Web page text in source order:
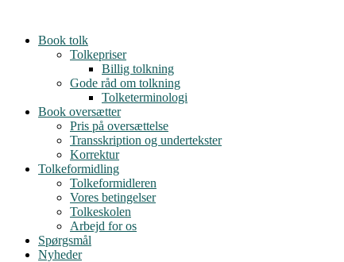
contentBook tolk
Tolkepriser
Billig tolkning
Gode råd om tolkning
Tolketerminologi
Book oversætter
Pris på oversættelse
Transskription og undertekster
Korrektur
Tolkeformidling
Tolkeformidleren
Vores betingelser
Tolkeskolen
Arbejd for os
Spørgsmål
Nyheder